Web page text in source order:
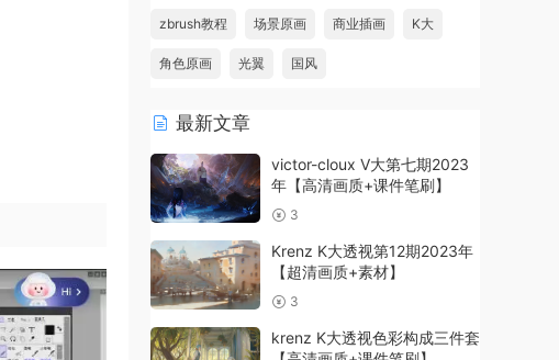
zbrush教程 场景原画 商业插画 K大
角色原画 光翼 国风
最新文章
victor-cloux V大第七期2023
年【高清画质+课件笔刷】
3
Krenz K大透视第12期2023年
【超清画质+素材】
3
krenz K大透视色彩构成三件套